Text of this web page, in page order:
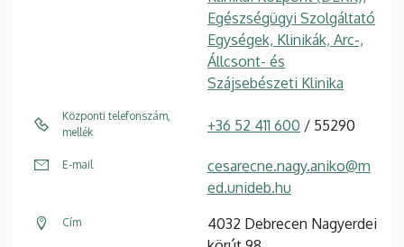
Egészségügyi Szolgáltató
Egységek, Klinikák, Arc-,
Állcsont- és
Szájsebészeti Klinika
Központi telefonszám,
mellék
+36 52 411 600 / 55290
E-mail
cesarecne.nagy.aniko@m
ed.unideb.hu
Cím
4032 Debrecen Nagyerdei